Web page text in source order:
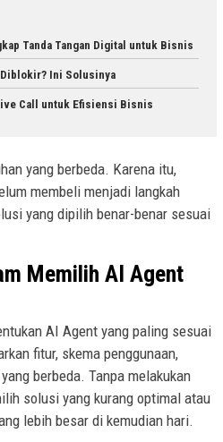
Tanda Tangan Digital untuk Bisnis
Ini Solusinya
Call untuk Efisiensi Bisnis
yang berbeda. Karena itu,
membeli menjadi langkah
yang dipilih benar-benar sesuai
Memilih AI Agent
AI Agent yang paling sesuai
fitur, skema penggunaan,
berbeda. Tanpa melakukan
solusi yang kurang optimal atau
lebih besar di kemudian hari.